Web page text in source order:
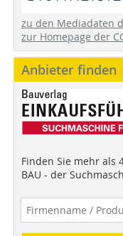
zu den Mediadaten
zur Homepage der
Anbieter finden
Finden Sie mehr als
BAU - der